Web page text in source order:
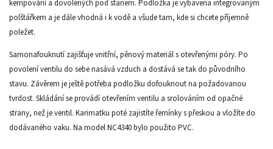
kempování a dovolených pod stanem. Podložka je vybavena integrovaným
polštářkem a je dále vhodná i k vodě a všude tam, kde si chcete příjemně
poležet.
Samonafouknutí zajišťuje vnitřní, pěnový materiál s otevřenými póry. Po
povolení ventilu do sebe nasává vzduch a dostává se tak do původního
stavu. Závěrem je ještě potřeba podložku dofouknout na požadovanou
tvrdost. Skládání se provádí otevřením ventilu a srolováním od opačné
strany, než je ventil. Karimatku poté zajistíte řemínky s přeskou a vložíte do
dodávaného vaku. Na model NC4340 bylo použito PVC.